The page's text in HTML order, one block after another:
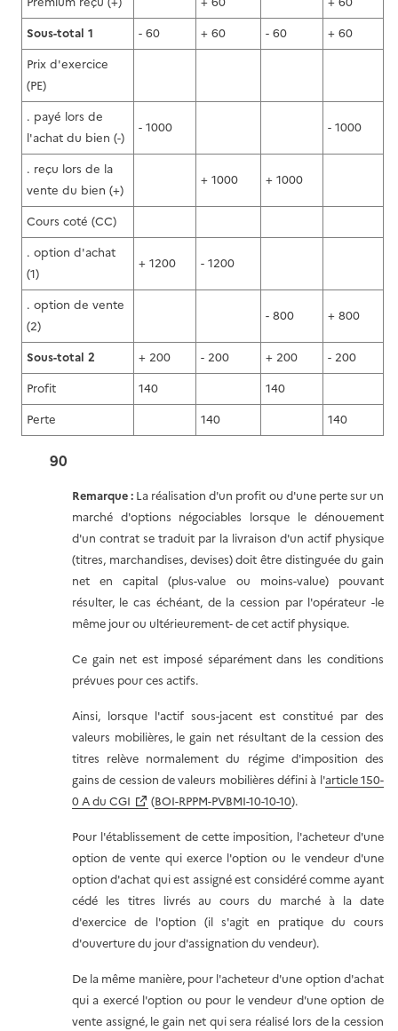
Sous-total 1
- 60 + 60 - 60
+ 60
Prix d'exercice
(PE)
. payé lors de
l'achat du bien (-)
- 1000 - 1000
. reçu lors de la
vente du bien (+)
+ 1000 + 1000
Cours coté (CC)
. option d'achat
(1)
+ 1200 - 1200
. option de vente
(2)
- 800 + 800
Sous-total 2 + 200 - 200 + 200
- 200
Profit
140
140
Perte
140 140
90
Remarque : La réalisation d'un profit ou d'une perte sur un
marché d'options négociables lorsque le dénouement
d'un contrat se traduit par la livraison d'un actif physique
(titres, marchandises, devises) doit être distinguée du gain
net en capital (plus-value ou moins-value) pouvant
résulter, le cas échéant, de la cession par l'opérateur -le
même jour ou ultérieurement- de cet actif physique.
Ce gain net est imposé séparément dans les conditions
prévues pour ces actifs.
Ainsi, lorsque l'actif sous-jacent est constitué par des
valeurs mobilières, le gain net résultant de la cession des
titres relève normalement du régime d'imposition des
gains de cession de valeurs mobilières défini à l'article 150-
0 A du CGI
(BOI-RPPM-PVBMI-10-10-10).
Pour l'établissement de cette imposition, l'acheteur d'une
option de vente qui exerce l'option ou le vendeur d'une
option d'achat qui est assigné est considéré comme ayant
cédé les titres livrés au cours du marché à la date
d'exercice de l'option (il s'agit en pratique du cours
d'ouverture du jour d'assignation du vendeur).
De la même manière, pour l'acheteur d'une option d'achat
qui a exercé l'option ou pour le vendeur d'une option de
vente assigné, le gain net qui sera réalisé lors de la cession